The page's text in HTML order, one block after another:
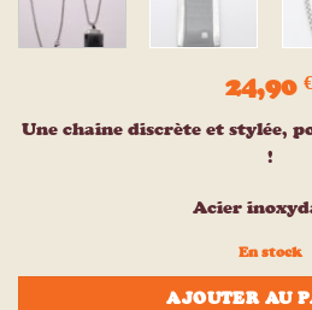
24,90
Une chaine discrète et stylée,
!
Acier
En stock
AJOUTER AU